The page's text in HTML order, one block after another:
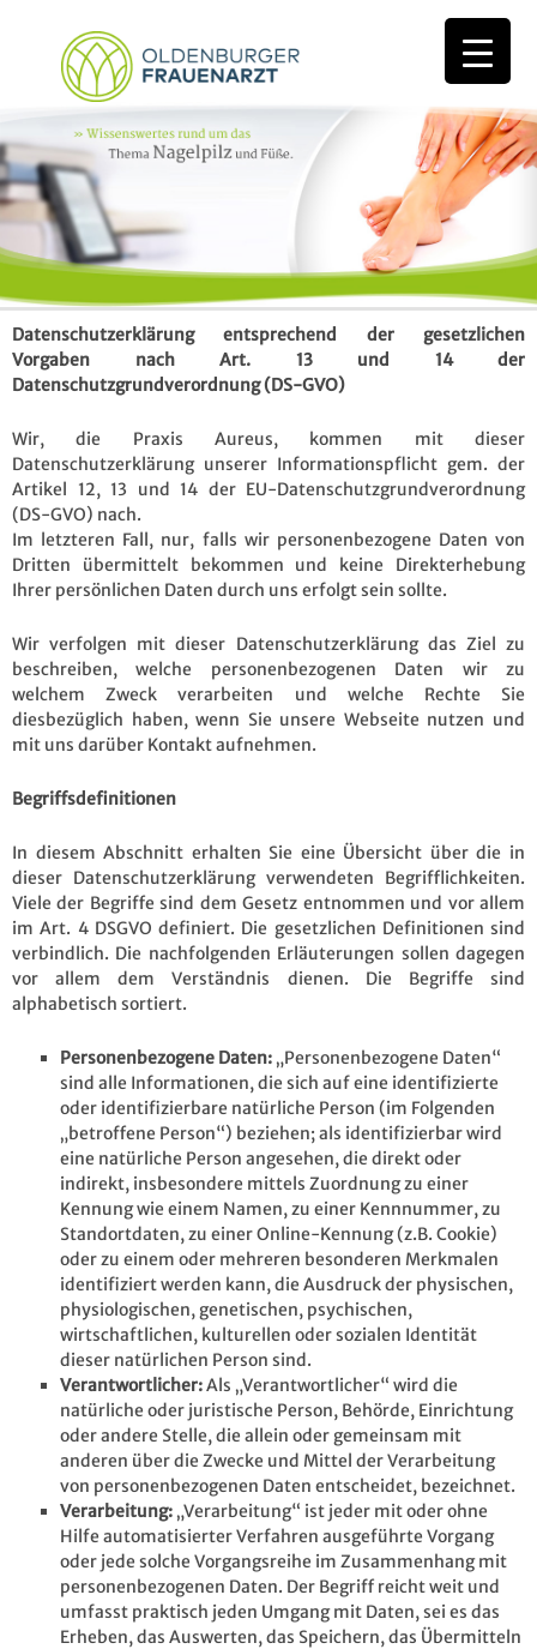
Datenschutzerklärung entsprechend der gesetzlichen
Vorgaben nach Art. 13 und 14 der
Datenschutzgrundverordnung (DS-GVO)
Wir, die Praxis Aureus, kommen mit dieser
Datenschutzerklärung unserer Informationspflicht gem. der
Artikel 12, 13 und 14 der EU-Datenschutzgrundverordnung
(DS-GVO) nach.
Im letzteren Fall, nur, falls wir personenbezogene Daten von
Dritten übermittelt bekommen und keine Direkterhebung
Ihrer persönlichen Daten durch uns erfolgt sein sollte.
Wir verfolgen mit dieser Datenschutzerklärung das Ziel zu
beschreiben, welche personenbezogenen Daten wir zu
welchem Zweck verarbeiten und welche Rechte Sie
diesbezüglich haben, wenn Sie unsere Webseite nutzen und
mit uns darüber Kontakt aufnehmen.
Begriffsdefinitionen
In diesem Abschnitt erhalten Sie eine Übersicht über die in
dieser Datenschutzerklärung verwendeten Begrifflichkeiten.
Viele der Begriffe sind dem Gesetz entnommen und vor allem
im Art. 4 DSGVO definiert. Die gesetzlichen Definitionen sind
verbindlich. Die nachfolgenden Erläuterungen sollen dagegen
vor allem dem Verständnis dienen. Die Begriffe sind
alphabetisch sortiert.
Personenbezogene Daten: „Personenbezogene Daten“
sind alle Informationen, die sich auf eine identifizierte
oder identifizierbare natürliche Person (im Folgenden
„betroffene Person“) beziehen; als identifizierbar wird
eine natürliche Person angesehen, die direkt oder
indirekt, insbesondere mittels Zuordnung zu einer
Kennung wie einem Namen, zu einer Kennnummer, zu
Standortdaten, zu einer Online-Kennung (z.B. Cookie)
oder zu einem oder mehreren besonderen Merkmalen
identifiziert werden kann, die Ausdruck der physischen,
physiologischen, genetischen, psychischen,
wirtschaftlichen, kulturellen oder sozialen Identität
dieser natürlichen Person sind.
Verantwortlicher:Als „Verantwortlicher“ wird die
natürliche oder juristische Person, Behörde, Einrichtung
oder andere Stelle, die allein oder gemeinsam mit
anderen über die Zwecke und Mittel der Verarbeitung
von personenbezogenen Daten entscheidet, bezeichnet.
Verarbeitung: „Verarbeitung“ ist jeder mit oder ohne
Hilfe automatisierter Verfahren ausgeführte Vorgang
oder jede solche Vorgangsreihe im Zusammenhang mit
personenbezogenen Daten. Der Begriff reicht weit und
umfasst praktisch jeden Umgang mit Daten, sei es das
Erheben, das Auswerten, das Speichern, das Übermitteln